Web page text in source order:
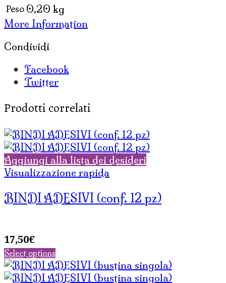
Peso 0,20 kg
More Information
Condividi
Facebook
Twitter
Prodotti correlati
Aggiungi alla lista dei desideri
Visualizzazione rapida
BINDI ADESIVI (conf. 12 pz)
17,50€
Select options